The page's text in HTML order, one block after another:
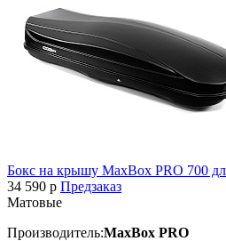
Бокс на крышу MaxBox PRO 700
34 590 p Предзаказ
Матовые
Производитель:MaxBox PRO